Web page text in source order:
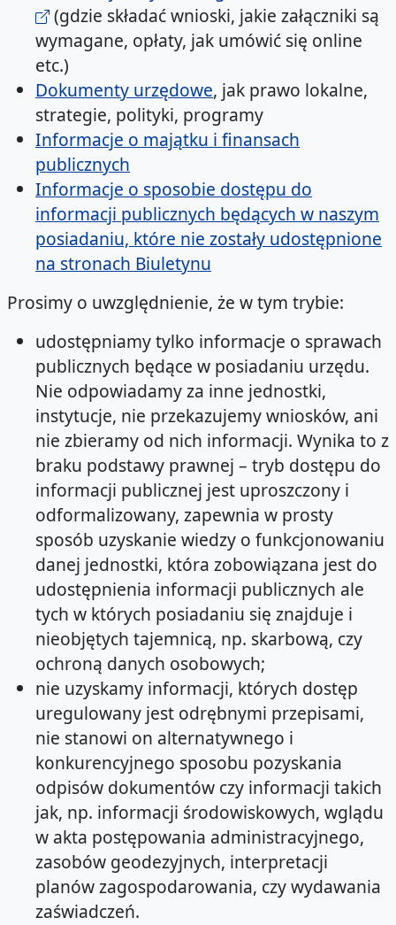
(gdzie składać wnioski, jakie załączniki są
wymagane, opłaty, jak umówić się online
etc.)
Dokumenty urzędowe, jak prawo lokalne,
strategie, polityki, programy
Informacje o majątku i finansach
publicznych
Informacje o sposobie dostępu do
informacji publicznych będących w naszym
posiadaniu, które nie zostały udostępnione
na stronach Biuletynu
Prosimy o uwzględnienie, że w tym trybie:
udostępniamy tylko informacje o sprawach
publicznych będące w posiadaniu urzędu.
Nie odpowiadamy za inne jednostki,
instytucje, nie przekazujemy wniosków, ani
nie zbieramy od nich informacji. Wynika to z
braku podstawy prawnej – tryb dostępu do
informacji publicznej jest uproszczony i
odformalizowany, zapewnia w prosty
sposób uzyskanie wiedzy o funkcjonowaniu
danej jednostki, która zobowiązana jest do
udostępnienia informacji publicznych ale
tych w których posiadaniu się znajduje i
nieobjętych tajemnicą, np. skarbową, czy
ochroną danych osobowych;
nie uzyskamy informacji, których dostęp
uregulowany jest odrębnymi przepisami,
nie stanowi on alternatywnego i
konkurencyjnego sposobu pozyskania
odpisów dokumentów czy informacji takich
jak, np. informacji środowiskowych, wglądu
w akta postępowania administracyjnego,
zasobów geodezyjnych, interpretacji
planów zagospodarowania, czy wydawania
zaświadczeń.